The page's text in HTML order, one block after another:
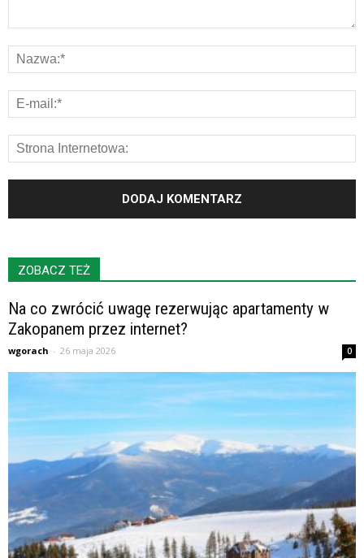
ZOBACZ TEŻ
Na co zwrócić uwagę rezerwując apartamenty w
Zakopanem przez internet?
wgorach - 26 maja 2026 0